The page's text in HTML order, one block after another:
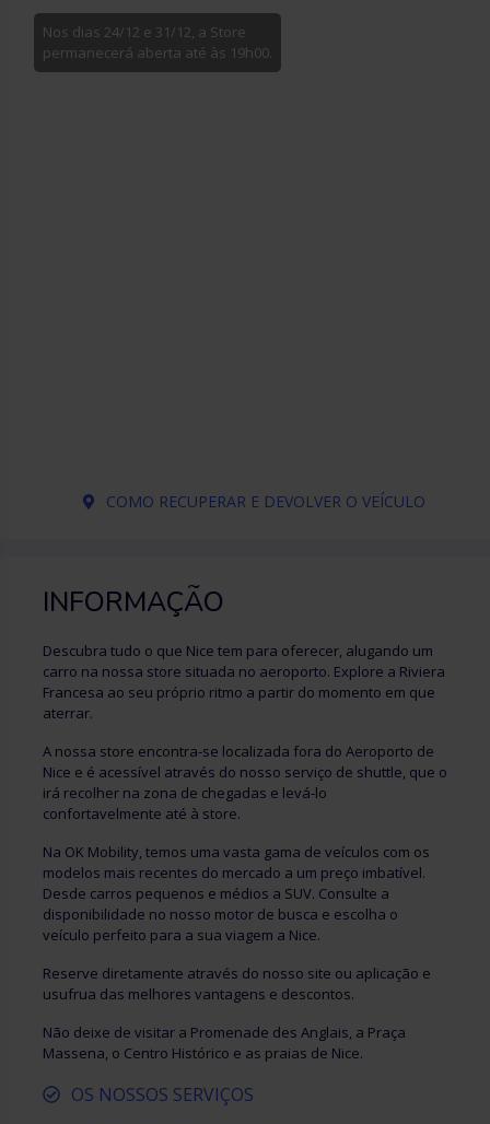
Nos dias 24/12 e 31/12, a Store
permanecerá aberta até às 19h00.
COMO RECUPERAR E DEVOLVER O VEÍCULO
INFORMAÇÃO
Descubra tudo o que Nice tem para oferecer, alugando um
carro na nossa store situada no aeroporto. Explore a Riviera
Francesa ao seu próprio ritmo a partir do momento em que
aterrar.
A nossa store encontra-se localizada fora do Aeroporto de
Nice e é acessível através do nosso serviço de shuttle, que o
irá recolher na zona de chegadas e levá-lo
confortavelmente até à store.
Na OK Mobility, temos uma vasta gama de veículos com os
modelos mais recentes do mercado a um preço imbatível.
Desde carros pequenos e médios a SUV. Consulte a
disponibilidade no nosso motor de busca e escolha o
veículo perfeito para a sua viagem a Nice.
Reserve diretamente através do nosso site ou aplicação e
usufrua das melhores vantagens e descontos.
Não deixe de visitar a Promenade des Anglais, a Praça
Massena, o Centro Histórico e as praias de Nice.
OS NOSSOS SERVIÇOS